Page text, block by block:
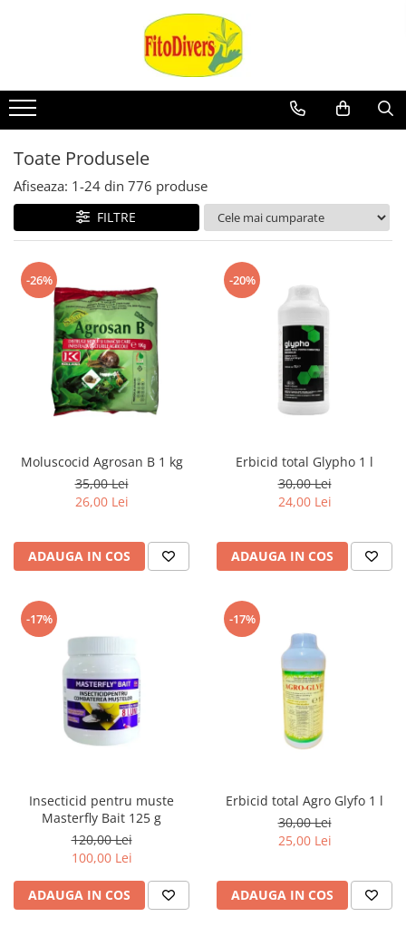
Toate Produsele
Afiseaza: 1-24 din 776 produse
FILTRE
-26%
Moluscocid Agrosan B 1 kg
35,00 Lei
26,00 Lei
ADAUGA IN COS
-20%
Erbicid total Glypho 1 l
30,00 Lei
24,00 Lei
ADAUGA IN COS
-17%
Insecticid pentru muste
Masterfly Bait 125 g
120,00 Lei
100,00 Lei
ADAUGA IN COS
-17%
Erbicid total Agro Glyfo 1 l
30,00 Lei
25,00 Lei
ADAUGA IN COS